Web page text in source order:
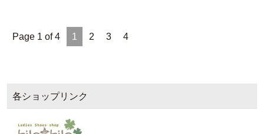
Page 1 of 4 1 2 3 4
各ショップリンク